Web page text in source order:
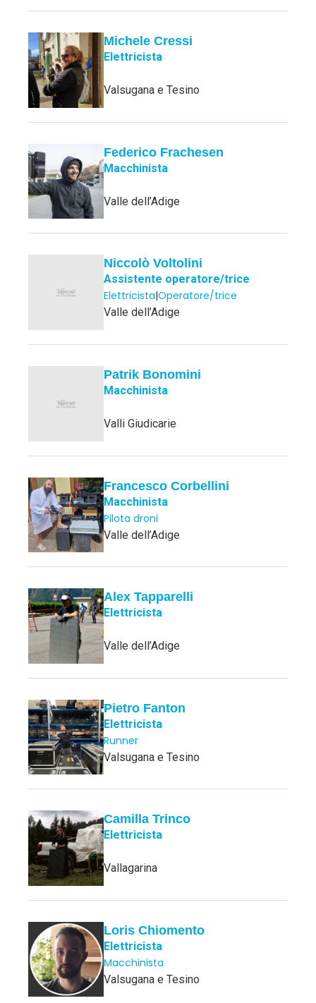
Michele Cressi
Elettricista
Valsugana e Tesino
Federico Frachesen
Macchinista
Valle dell’Adige
Niccolò Voltolini
Assistente operatore/trice
Elettricista|Operatore/trice
Valle dell’Adige
Patrik Bonomini
Macchinista
Valli Giudicarie
Francesco Corbellini
Macchinista
Pilota droni
Valle dell’Adige
Alex Tapparelli
Elettricista
Valle dell’Adige
Pietro Fanton
Elettricista
Runner
Valsugana e Tesino
Camilla Trinco
Elettricista
Vallagarina
Loris Chiomento
Elettricista
Macchinista
Valsugana e Tesino